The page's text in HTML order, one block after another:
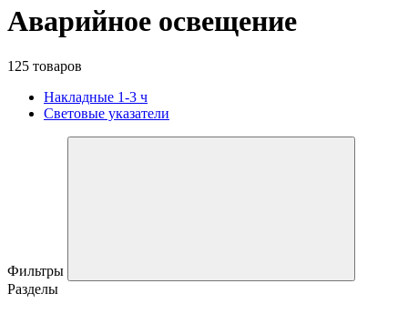
Аварийное освещение
125 товаров
Накладные 1-3 ч
Световые указатели
Фильтры
Разделы